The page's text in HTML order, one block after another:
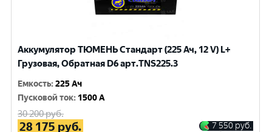
Аккумулятор ТЮМЕНЬ Стандарт (225 Ач, 12 V) L+
Грузовая, Обратная D6 арт.TNS225.3
Емкость:225 Ач
Пусковой ток: 1500 A
30 200руб.
28 175 руб. 7 550 руб.